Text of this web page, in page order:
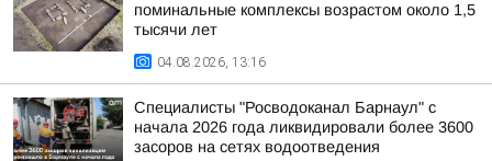
поминальные комплексы возрастом около 1,5
тысячи лет
04.08.2026, 13:16
Специалисты "Росводоканал Барнаул" с
начала 2026 года ликвидировали более 3600
засоров на сетях водоотведения